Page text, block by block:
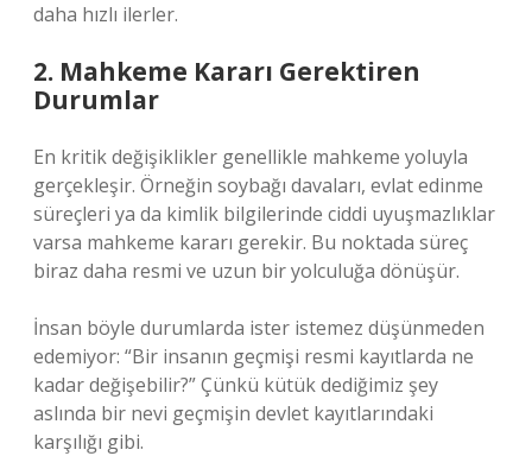
daha hızlı ilerler.
2. Mahkeme Kararı Gerektiren
Durumlar
En kritik değişiklikler genellikle mahkeme yoluyla
gerçekleşir. Örneğin soybağı davaları, evlat edinme
süreçleri ya da kimlik bilgilerinde ciddi uyuşmazlıklar
varsa mahkeme kararı gerekir. Bu noktada süreç
biraz daha resmi ve uzun bir yolculuğa dönüşür.
İnsan böyle durumlarda ister istemez düşünmeden
edemiyor: “Bir insanın geçmişi resmi kayıtlarda ne
kadar değişebilir?” Çünkü kütük dediğimiz şey
aslında bir nevi geçmişin devlet kayıtlarındaki
karşılığı gibi.